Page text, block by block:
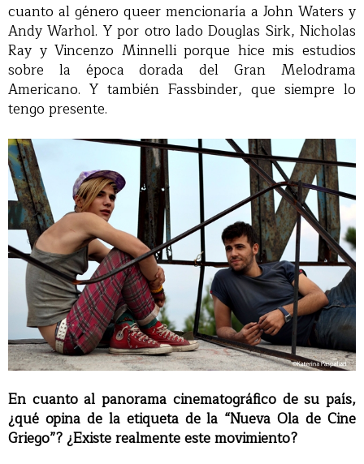
cuanto al género queer mencionaría a John Waters y
Andy Warhol. Y por otro lado Douglas Sirk, Nicholas
Ray y Vincenzo Minnelli porque hice mis estudios
sobre la época dorada del Gran Melodrama
Americano. Y también Fassbinder, que siempre lo
tengo presente.
En cuanto al panorama cinematográfico de su país,
¿qué opina de la etiqueta de la “Nueva Ola de Cine
Griego”? ¿Existe realmente este movimiento?